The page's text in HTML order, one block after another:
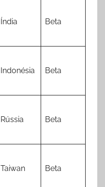
Índia Beta
Indonésia Beta
Rússia Beta
Taiwan Beta